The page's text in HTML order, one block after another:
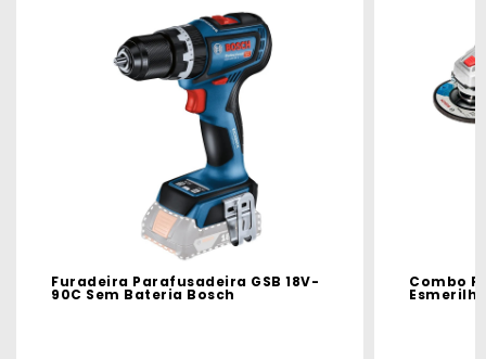
Furadeira Parafusadeira GSB 18V-
90C Sem Bateria Bosch
Combo